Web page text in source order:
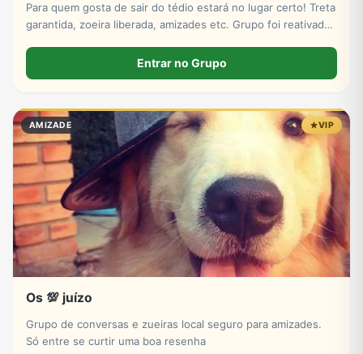
Para quem gosta de sair do tédio estará no lugar certo! Treta
garantida, zoeira liberada, amizades etc. Grupo foi reativado
Entrar no Grupo
AMIZADE VIP
Os 💯 juízo
Grupo de conversas e zueiras local seguro para amizades.
Só entre se curtir uma boa resenha